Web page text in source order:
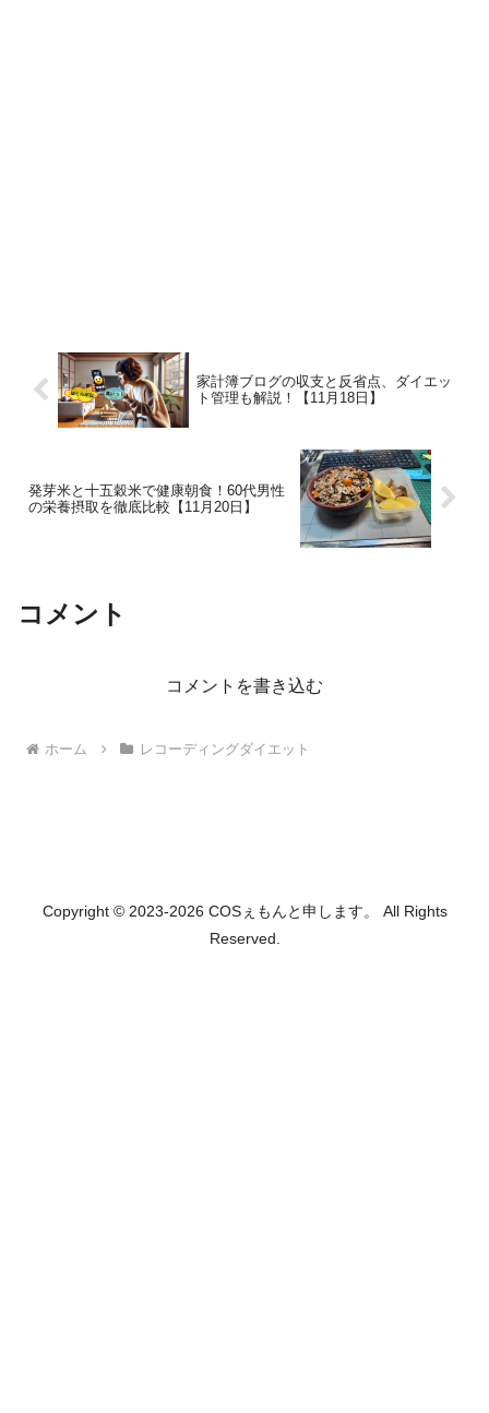
家計簿ブログの収支と反省点、ダイエッ
ト管理も解説！【11月18日】
発芽米と十五穀米で健康朝食！60代男性
の栄養摂取を徹底比較【11月20日】
コメント
コメントを書き込む
ホーム レコーディングダイエット
Copyright © 2023-2026 COSぇもんと申します。 All Rights
Reserved.